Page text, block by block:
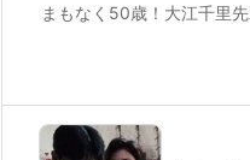
まもなく50歳！大江千里